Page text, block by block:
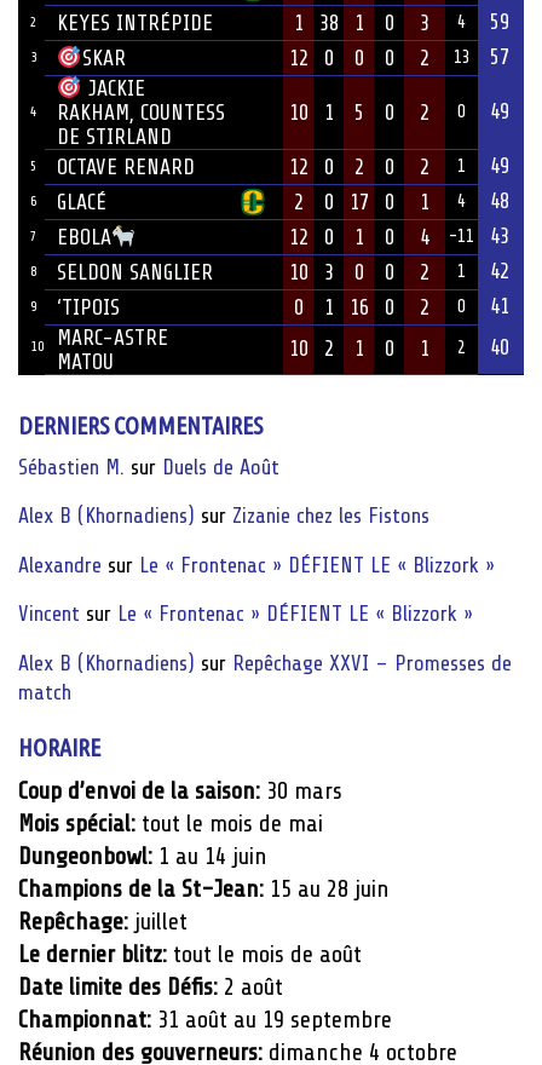
2 KEYES INTRÉPIDE 1 38 1 0 3 4 59
3 SKAR 12 0 0 0 2 13 57
4
JACKIE
RAKHAM, COUNTESS
DE STIRLAND
10 1 5 0 2 0 49
5 OCTAVE RENARD 12 0 2 0 2 1 49
6 GLACÉ 2 0 17 0 1 4 48
7 EBOLA 12 0 1 0 4 -11 43
8 SELDON SANGLIER 10 3 0 0 2 1 42
9 ‘TIPOIS 0 1 16 0 2 0 41
10
MARC-ASTRE
MATOU
10 2 1 0 1 2 40
DERNIERS COMMENTAIRES
Sébastien M. sur Duels de Août
Alex B (Khornadiens) sur Zizanie chez les Fistons
Alexandre sur Le « Frontenac » DÉFIENT LE « Blizzork »
Vincent sur Le « Frontenac » DÉFIENT LE « Blizzork »
Alex B (Khornadiens) sur Repêchage XXVI – Promesses de
match
HORAIRE
Coup d’envoi de la saison: 30 mars
Mois spécial: tout le mois de mai
Dungeonbowl: 1 au 14 juin
Champions de la St-Jean: 15 au 28 juin
Repêchage: juillet
Le dernier blitz: tout le mois de août
Date limite des Défis: 2 août
Championnat: 31 août au 19 septembre
Réunion des gouverneurs: dimanche 4 octobre